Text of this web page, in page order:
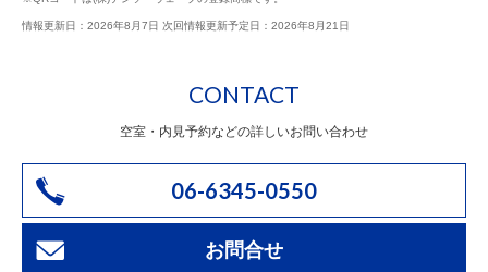
情報更新日：2026年8月7日 次回情報更新予定日：2026年8月21日
CONTACT
空室・内見予約などの詳しいお問い合わせ
06-6345-0550
お問合せ